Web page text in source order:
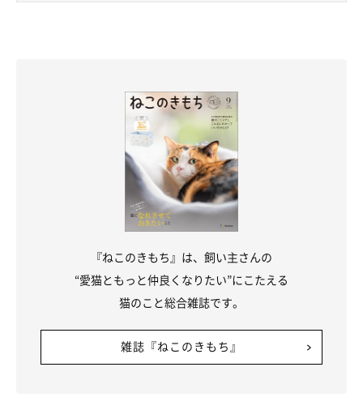
『ねこのきもち』は、飼い主さんの
“愛猫ともっと仲良くなりたい”にこたえる
猫のこと総合雑誌です。
雑誌『ねこのきもち』